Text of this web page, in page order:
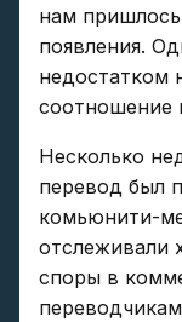
нам
появления.
недостатком
соотношение
Несколько
перевод был
комьюнити-
отслеживали
споры в